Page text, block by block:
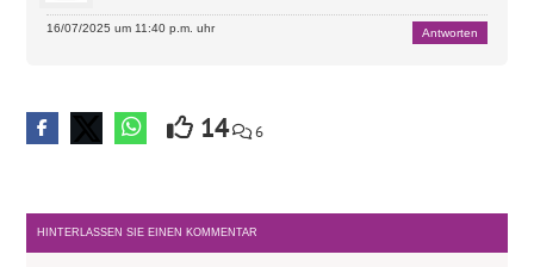
16/07/2025 um 11:40 p.m. uhr Antworten
14 6
HINTERLASSEN SIE EINEN KOMMENTAR